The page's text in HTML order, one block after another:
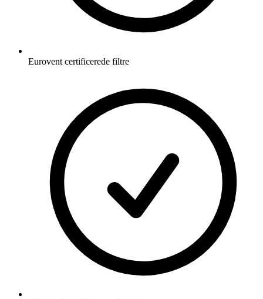
Eurovent certificerede filtre